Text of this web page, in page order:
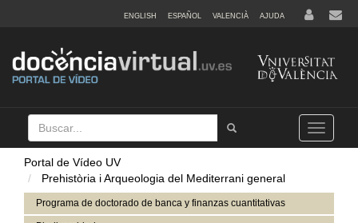
ENGLISH ESPAÑOL VALENCIÀ AJUDA
Buscar
Tramet
Toggle
navigation
Portal de Vídeo UV
Prehistòria i Arqueologia del Mediterrani general
Programa de doctorado de banca y finanzas cuantitativas